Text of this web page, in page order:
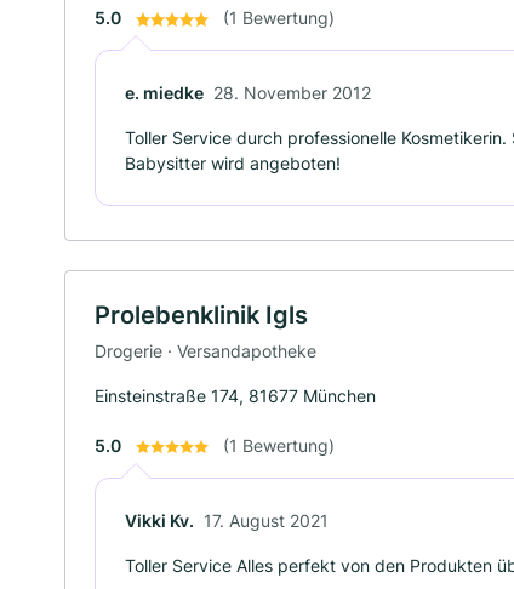
5.0 (1 Bewertung)
e. miedke 28. November 2012
Toller Service durch professionelle
Babysitter wird angeboten!
Prolebenklinik Igls
Drogerie · Versandapotheke
Einsteinstraße 174, 81677 München
5.0 (1 Bewertung)
Vikki Kv. 17. August 2021
Toller Service Alles perfekt von den Produkten